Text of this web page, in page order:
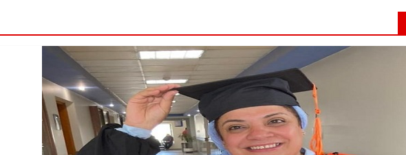
قرينة البراءة وضمانات المحاكمة العادلة
حق أصيل